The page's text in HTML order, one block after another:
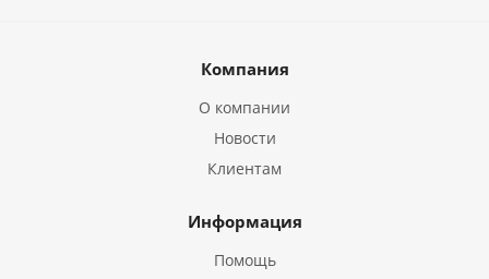
Компания
О компании
Новости
Клиентам
Информация
Помощь